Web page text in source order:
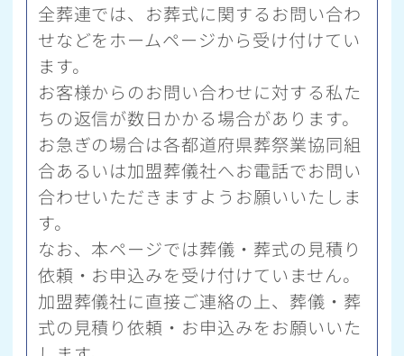
全葬連では、お葬式に関するお問い合わ
せなどをホームページから受け付けてい
ます。
お客様からのお問い合わせに対する私た
ちの返信が数日かかる場合があります。
お急ぎの場合は各都道府県葬祭業協同組
合あるいは加盟葬儀社へお電話でお問い
合わせいただきますようお願いいたしま
す。
なお、本ページでは葬儀・葬式の見積り
依頼・お申込みを受け付けていません。
加盟葬儀社に直接ご連絡の上、葬儀・葬
式の見積り依頼・お申込みをお願いいた